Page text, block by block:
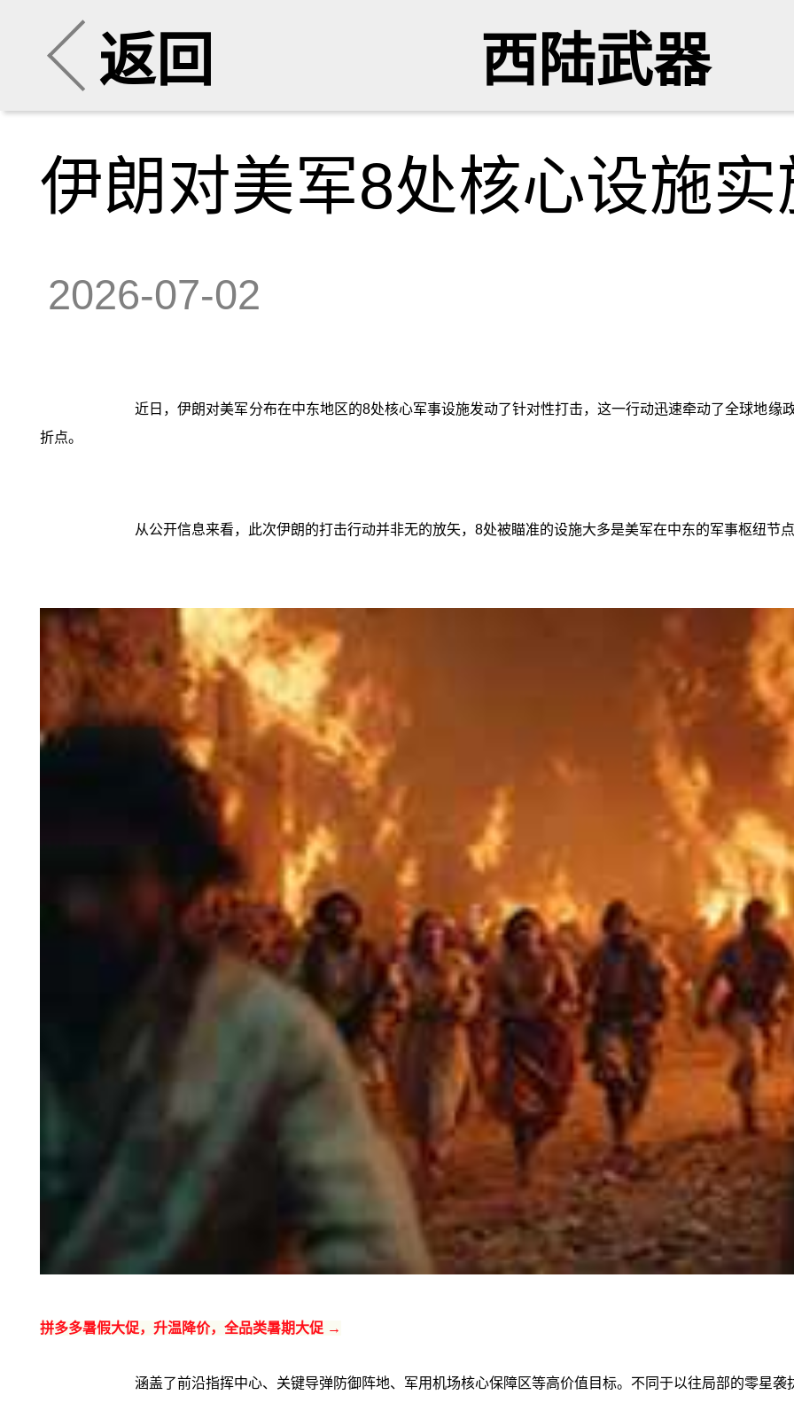
返回 西陆武器
伊朗对美军8处核心设施
2026-07-02
近日，伊朗对美军分布在中东地区的8处核心军事设施发动了针对性打击，这一行动迅速牵动了全球地缘
折点。
从公开信息来看，此次伊朗的打击行动并非无的放矢，8处被瞄准的设施大多是美军在中东的军事枢纽节
拼多多暑假大促，升温降价，全品类暑期大促 →
涵盖了前沿指挥中心、关键导弹防御阵地、军用机场核心保障区等高价值目标。不同于以往局部的零星袭